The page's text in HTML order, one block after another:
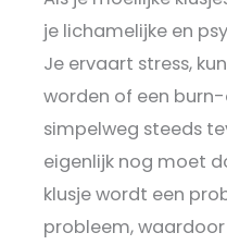
je lichamelijke en
Je ervaart stress,
worden of een burn-
simpelweg steeds
eigenlijk nog moet
klusje wordt een
probleem,